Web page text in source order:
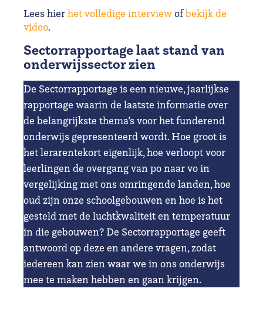
Lees hierhet volledige interviewofbekijk de
video.
Sectorrapportage laat stand van
onderwijssector zien
De Sectorrapportage is een nieuwe, jaarlijkse
rapportage waarin de laatste informatie over
de belangrijkste thema’s voor het funderend
onderwijs gepresenteerd wordt. Hoe groot is
het lerarentekort eigenlijk, hoe verloopt voor
leerlingen de overgang van po naar vo in
vergelijking met ons omringende landen, hoe
oud zijn onze schoolgebouwen en hoe is het
gesteld met de luchtkwaliteit en temperatuur
in die gebouwen? De Sectorrapportage geeft
antwoord op deze en andere vragen, zodat
iedereen kan zien waar we in ons onderwijs
mee te maken hebben en gaan krijgen.